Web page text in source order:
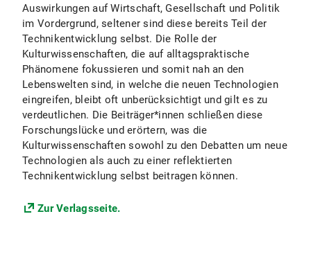
Auswirkungen auf Wirtschaft, Gesellschaft und Politik
im Vordergrund, seltener sind diese bereits Teil der
Technikentwicklung selbst. Die Rolle der
Kulturwissenschaften, die auf alltagspraktische
Phänomene fokussieren und somit nah an den
Lebenswelten sind, in welche die neuen Technologien
eingreifen, bleibt oft unberücksichtigt und gilt es zu
verdeutlichen. Die Beiträger*innen schließen diese
Forschungslücke und erörtern, was die
Kulturwissenschaften sowohl zu den Debatten um neue
Technologien als auch zu einer reflektierten
Technikentwicklung selbst beitragen können.
Zur Verlagsseite.